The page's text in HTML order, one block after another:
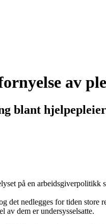
av
blant
på en arbeidsgiverpolitikk
det nedlegges for tiden
av dem er undersysselsatte.